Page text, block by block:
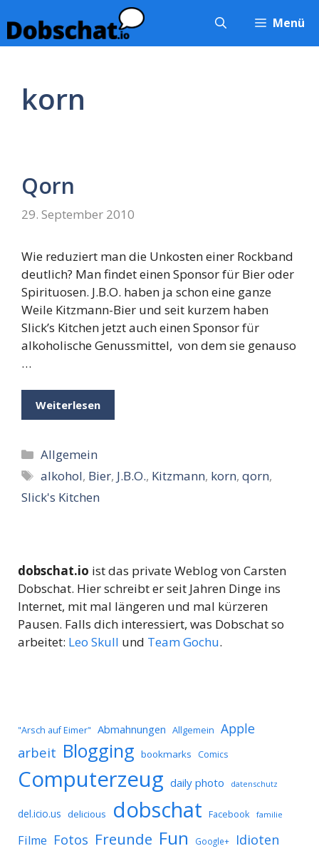
Inhalt
springen
Menü
korn
Qorn
29. September 2010
Wie reduziert man die Unkosten einer Rockband
deutlich? Man findet einen Sponsor für Bier oder
Spirituosen. J.B.O. haben ja schon eine ganze
Weile Kitzmann-Bier und seit kurzem haben
Slick’s Kitchen jetzt auch einen Sponsor für
alkoholische Genussmittel, von dem sie genauso
…
Weiterlesen
Kategorien
Allgemein
Schlagwörter
alkohol, Bier, J.B.O., Kitzmann, korn,qorn,
Slick's Kitchen
dobschat.io ist das private Weblog von Carsten
Dobschat. Hier schreibt er seit Jahren Dinge ins
Internet, mit mal längeren und mal kürzeren
Pausen. Falls dich interessiert, was Dobschat so
arbeitet: Leo Skull und Team Gochu.
"Arsch auf Eimer" Abmahnungen Allgemein Apple
arbeit Blogging bookmarks Comics
Computerzeug daily photo datenschutz
del.icio.us delicious dobschat Facebook familie
Filme Fotos Freunde Fun Google+ Idioten